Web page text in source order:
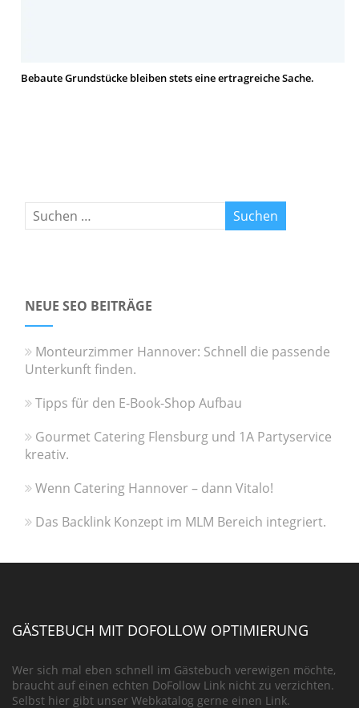
Bebaute Grundstücke bleiben stets eine ertragreiche Sache.
NEUE SEO BEITRÄGE
Monteurzimmer Hannover: Schnell die passende
Unterkunft finden.
Tipps für den E-Book-Shop Aufbau
Gourmet Catering Flensburg und 1A Partyservice
kreativ.
Wenn Catering Hannover – dann Vitalo!
Das Backlink Konzept im MLM Bereich integriert.
GÄSTEBUCH MIT DOFOLLOW OPTIMIERUNG
Wer sich mal eben schnell im Gästebuch verewigen möchte,
braucht auf einen echten DoFollow Link nicht zu verzichten.
Selbst hier gibt unser Webkatalog gerne einen Link.